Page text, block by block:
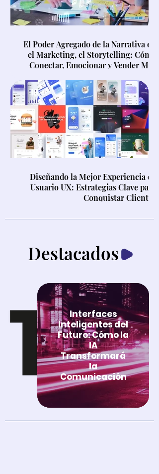
El Poder Agregado de la Narrativa en
el Marketing, el Storytelling: Cómo
Conectar, Emocionar y Vender Más
Diseñando la Mejor Experiencia de
Usuario UX: Estrategias Clave para
Conquistar Clientes
Destacados
Interfaces
Inteligentes del
Futuro: Cómo la
IA
Transformará
la
Comunicación